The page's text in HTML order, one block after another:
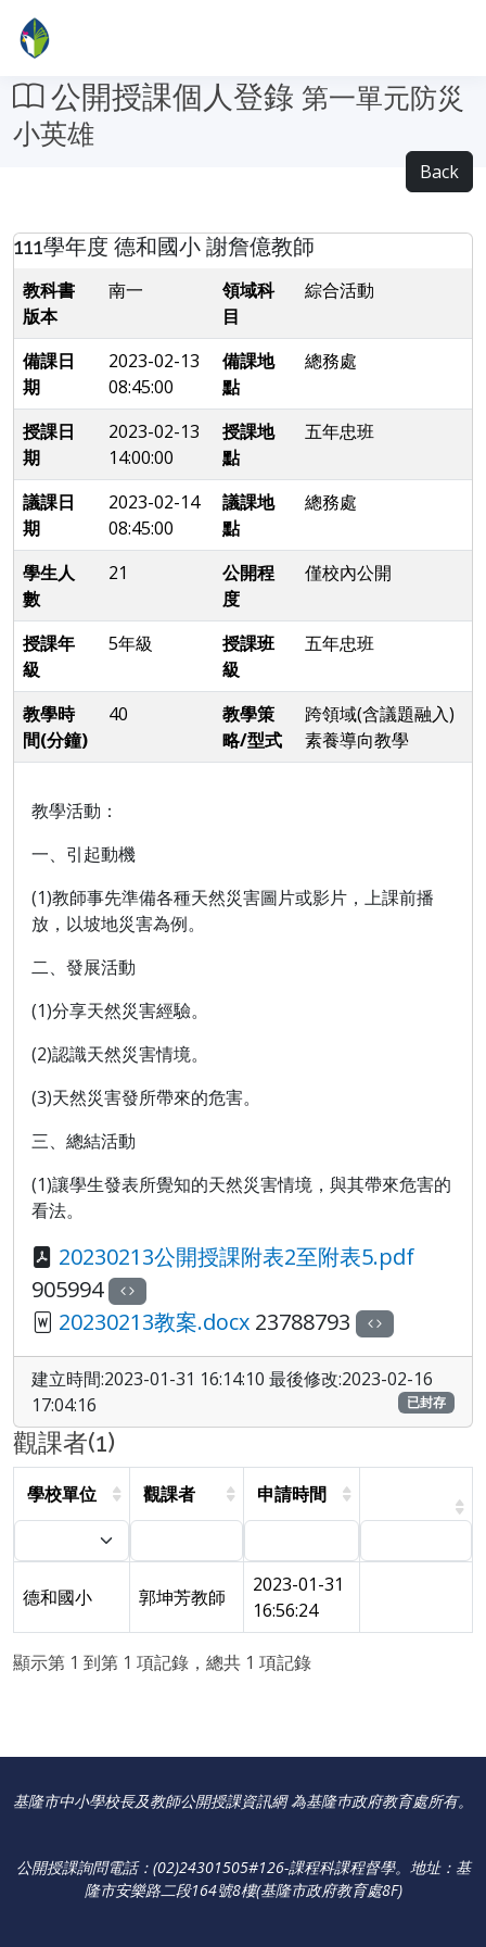
公開授課個人登錄 第一單元防災
小英雄
Back
111學年度 德和國小 謝詹億教師
教科書
版本
南一
領域科
目
綜合活動
備課日
期
2023-02-13
08:45:00
備課地
點
總務處
授課日
期
2023-02-13
14:00:00
授課地
點
五年忠班
議課日
期
2023-02-14
08:45:00
議課地
點
總務處
學生人
數
21
公開程
度
僅校內公開
授課年
級
5年級
授課班
級
五年忠班
教學時
間(分鐘)
40
教學策
略/型式
跨領域(含議題融入)
素養導向教學
教學活動：
一、引起動機
(1)教師事先準備各種天然災害圖片或影片，上課前播
放，以坡地災害為例。
二、發展活動
(1)分享天然災害經驗。
(2)認識天然災害情境。
(3)天然災害發所帶來的危害。
三、總結活動
(1)讓學生發表所覺知的天然災害情境，與其帶來危害的
看法。
20230213公開授課附表2至附表5.pdf
905994
20230213教案.docx 23788793
建立時間:2023-01-31 16:14:10 最後修改:2023-02-16
17:04:16
已封存
觀課者(1)
學校單位 觀課者 申請時間
德和國小 郭坤芳教師
2023-01-31
16:56:24
顯示第 1 到第 1 項記錄，總共 1 項記錄
基隆市中小學校長及教師公開授課資訊網 為基隆巿政府教育處所有。
公開授課詢問電話：(02)24301505#126-課程科課程督學。 地址：基
隆市安樂路二段164號8樓(基隆市政府教育處8F)